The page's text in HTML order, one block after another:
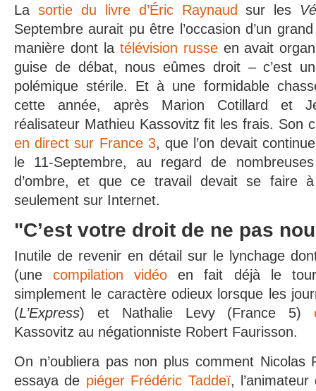
La sortie du livre d’Éric Raynaud sur les
Septembre aurait pu être l’occasion d’un
manière dont la télévision russeen avait
guise de débat, nous eûmes droit – c’est
polémique stérile. Et à une formidable
cette année, après Marion Cotillard et
réalisateur Mathieu Kassovitz fit les frais. Son
en direct sur France 3, que l’on devait
le 11-Septembre, au regard de
d’ombre, et que ce travail devait se faire
seulement sur Internet.
"C’est votre droit de ne pas
Inutile de revenir en détail sur le lynchage
(unecompilation vidéo en fait déjà le
simplement le caractère odieux lorsque les
(L’Express) et Nathalie Levy (France 5)
Kassovitz au négationniste Robert Faurisson.
On n’oubliera pas non plus comment Nicolas
essaya de piéger Frédéric Taddeï,